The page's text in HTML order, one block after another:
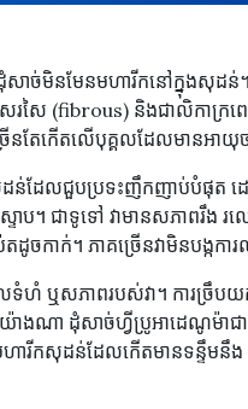
សាច់មិនមែនមហារីកនៅក្នុងសុដ
រសៃ (fibrous) និងជាលិកាក្រ
រើនតែកើតលើបុគ្គលដែលមានអា
ដន់ដែលជួបប្រទះញឹកញាប់បំផុត
ាប។ ជាទូទៅ វាមានសភាពរឹ
កាក់។ ភាគច្រើនវាមិនបង្កកា
លទំហំ ឬសភាពរបស់វា។ ការច្រឹ
ាងណា ដុំសាច់ហ្វីប្រូអាដេណូម៉ាជាច្
រីកសុដន់ដែលកើតមានទន្ទឹមនឹ